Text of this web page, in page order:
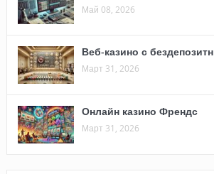
Май 08, 2026
Веб-казино с
Март 31, 2026
Онлайн казино Френдс
Март 31, 2026